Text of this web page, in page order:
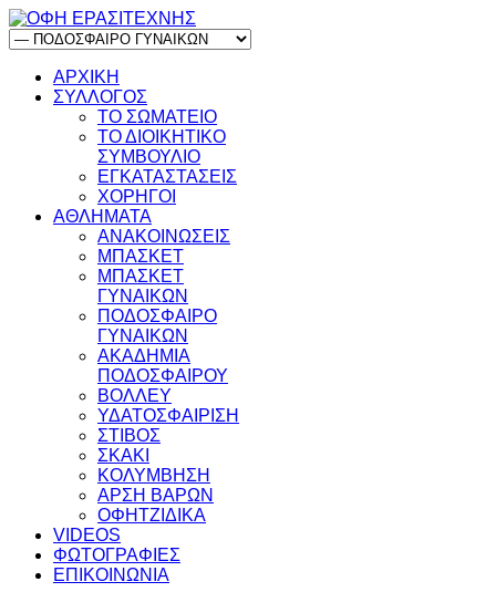
ΑΡΧΙΚΗ
ΣΥΛΛΟΓΟΣ
ΤΟ ΣΩΜΑΤΕΙΟ
ΤΟ ΔΙΟΙΚΗΤΙΚΟ
ΣΥΜΒΟΥΛΙΟ
ΕΓΚΑΤΑΣΤΑΣΕΙΣ
ΧΟΡΗΓΟΙ
ΑΘΛΗΜΑΤΑ
ΑΝΑΚΟΙΝΩΣΕΙΣ
ΜΠΑΣΚΕΤ
ΜΠΑΣΚΕΤ
ΓΥΝΑΙΚΩΝ
ΠΟΔΟΣΦΑΙΡΟ
ΓΥΝΑΙΚΩΝ
ΑΚΑΔΗΜΙΑ
ΠΟΔΟΣΦΑΙΡΟΥ
ΒΟΛΛΕΥ
ΥΔΑΤΟΣΦΑΙΡΙΣΗ
ΣΤΙΒΟΣ
ΣΚΑΚΙ
ΚΟΛΥΜΒΗΣΗ
ΑΡΣΗ ΒΑΡΩΝ
ΟΦΗΤΖΙΔΙΚΑ
VIDEOS
ΦΩΤΟΓΡΑΦΙΕΣ
ΕΠΙΚΟΙΝΩΝΙΑ